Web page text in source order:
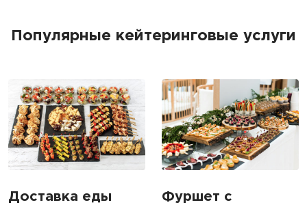
Популярные кейтеринговые услуги
Доставка еды
Фуршет с